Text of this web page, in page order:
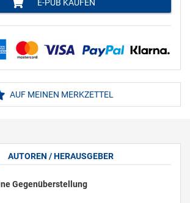
E-PUB KAUFEN
AUF MEINEN MERKZETTEL
AUTOREN / HERAUSGEBER
Gegenüberstellung